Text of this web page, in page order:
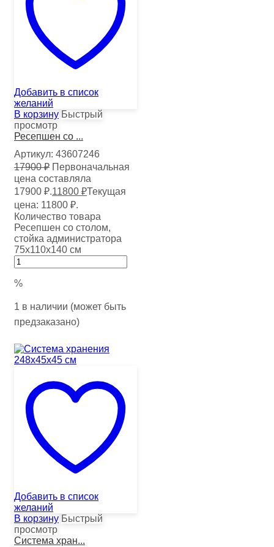
Добавить в список
желаний
В корзину Быстрый
просмотр
Ресепшен со ...
Артикул: 43607246
17900₽ Первоначальная
цена составляла
17900 ₽.11800 ₽Текущая
цена: 11800 ₽.
Количество товара
Ресепшен со столом,
стойка администратора
75х110х140 см
%
1 в наличии (может быть
предзаказано)
Добавить в список
желаний
В корзину Быстрый
просмотр
Система хран...